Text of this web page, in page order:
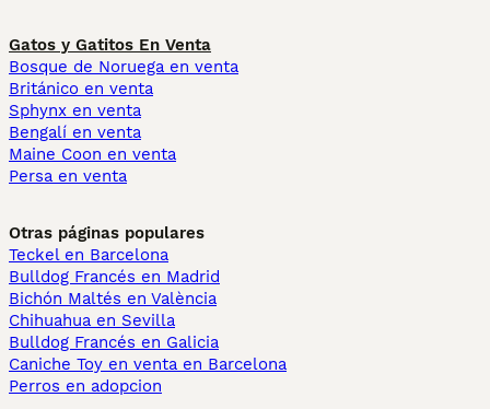
Gatos y Gatitos En Venta
Bosque de Noruega en venta
Británico en venta
Sphynx en venta
Bengalí en venta
Maine Coon en venta
Persa en venta
Otras páginas populares
Teckel en Barcelona
Bulldog Francés en Madrid
Bichón Maltés en València
Chihuahua en Sevilla
Bulldog Francés en Galicia
Caniche Toy en venta en Barcelona
Perros en adopcion